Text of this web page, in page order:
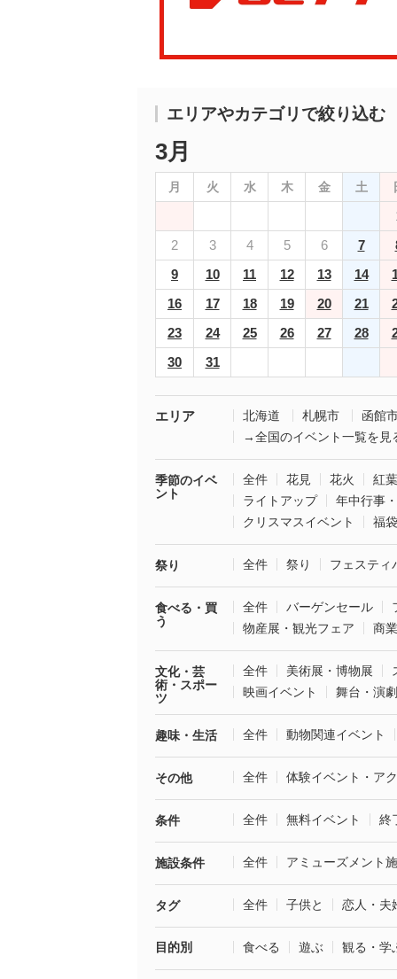
エリアやカテゴリで絞り込む
3月
月 火 水 木 金 土
2
3 4 5 6 7
9
10 11 12 13 14
16
17 18 19 20 21
23
24 25 26 27 28
30
31
エリア 北海道 札幌市
函館
→全国のイベント一覧を見
季節のイベ
ント
全件 花見 花火
紅葉
ライトアップ
年中行事
クリスマスイベント
福
祭り 全件 祭り フェスティ
食べる・買
う
全件 バーゲンセール
物産展・観光フェア
商
文化・芸
術・スポー
ツ
全件 美術展・博物展
映画イベント
舞台・演劇
趣味・生活 全件 動物関連イベント
その他 全件 体験イベント・ア
条件 全件 無料イベント 終
施設条件 全件 アミューズメント
タグ 全件 子供と 恋人・夫
目的別 食べる 遊ぶ 観る・学